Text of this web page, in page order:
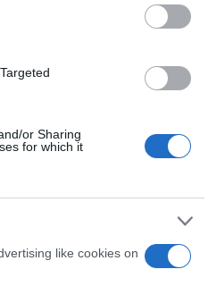
or Sharing
for which it
like cookies on